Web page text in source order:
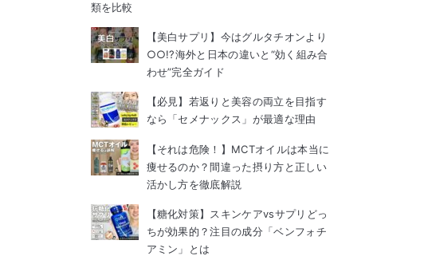
類を比較
【美白サプリ】今はグルタチオンより
○○!?海外と日本の違いと“効く組み合
わせ”完全ガイド
【必見】若返りと美容の両立を目指す
なら「セメナックス」が最適な理由
【それは危険！】MCTオイルは本当に
痩せるのか？間違った摂り方と正しい
活かし方を徹底解説
【糖化対策】スキンケアvsサプリどっ
ちが効果的？注目の成分「ベンフォチ
アミン」とは